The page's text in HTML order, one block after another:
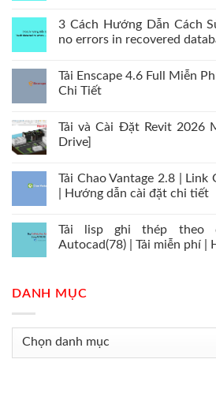
3 Cách Hướng Dẫn Cách
no errors in recovered
Tải Enscape 4.6 Full Miễn
Chi Tiết
Tải và Cài Đặt Revit 2026
Drive]
Tải Chao Vantage 2.8 | Link
| Hướng dẫn cài đặt chi tiết
Tải lisp ghi thép theo
Autocad(78) | Tải miễn phí |
DANH MỤC
Danh